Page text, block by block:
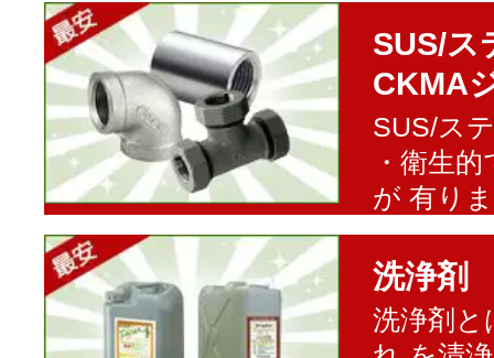
SUS/ス
CKMA
SUS/ス
・衛生
が 有り
洗浄剤
洗浄剤と